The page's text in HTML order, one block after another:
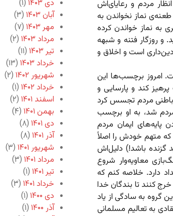
مردم و رعایای‌اش
نماز نخواندن به
به نماز خواندن کرده
روزگار فتنه و شبهه
است و اخلاق و
امروز برچسب‌ها این
کند و پارسایی و
باطنی مردم تجسس کرد
شد، به او برچسب
پایه‌های ایمان مردم
که متهم خودش را اصلاً
گزنده باشد!) دلیل‌اش
معاویه‌وار شروع
دارد. خلاصه کنم که
کنند تا بندگان خدا
گروه به سادگی از یاد
به تعالیم مسلمانی
دی ۱۴۰۳
(۱)
آبان ۱۴۰۳
(۳)
مهر ۱۴۰۳
(۷)
مرداد ۱۴۰۳
(۲)
تیر ۱۴۰۳
(۱۱)
خرداد ۱۴۰۳
(۱۳)
شهریور ۱۴۰۲
(۲)
خرداد ۱۴۰۲
(۱)
اسفند ۱۴۰۱
(۲)
بهمن ۱۴۰۱
(۴)
دی ۱۴۰۱
(۸)
آذر ۱۴۰۱
(۸)
شهریور ۱۴۰۱
(۳)
مرداد ۱۴۰۱
(۳)
تیر ۱۴۰۱
(۱)
خرداد ۱۴۰۱
(۳)
دی ۱۴۰۰
(۱)
آذر ۱۴۰۰
(۱)